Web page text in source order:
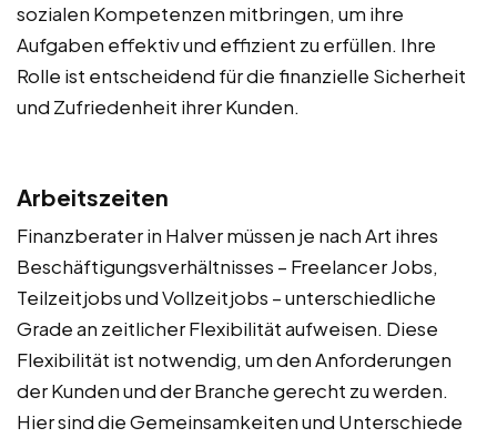
sozialen Kompetenzen mitbringen, um ihre
Aufgaben effektiv und effizient zu erfüllen. Ihre
Rolle ist entscheidend für die finanzielle Sicherheit
und Zufriedenheit ihrer Kunden.
Arbeitszeiten
Finanzberater in Halver müssen je nach Art ihres
Beschäftigungsverhältnisses – Freelancer Jobs,
Teilzeitjobs und Vollzeitjobs – unterschiedliche
Grade an zeitlicher Flexibilität aufweisen. Diese
Flexibilität ist notwendig, um den Anforderungen
der Kunden und der Branche gerecht zu werden.
Hier sind die Gemeinsamkeiten und Unterschiede